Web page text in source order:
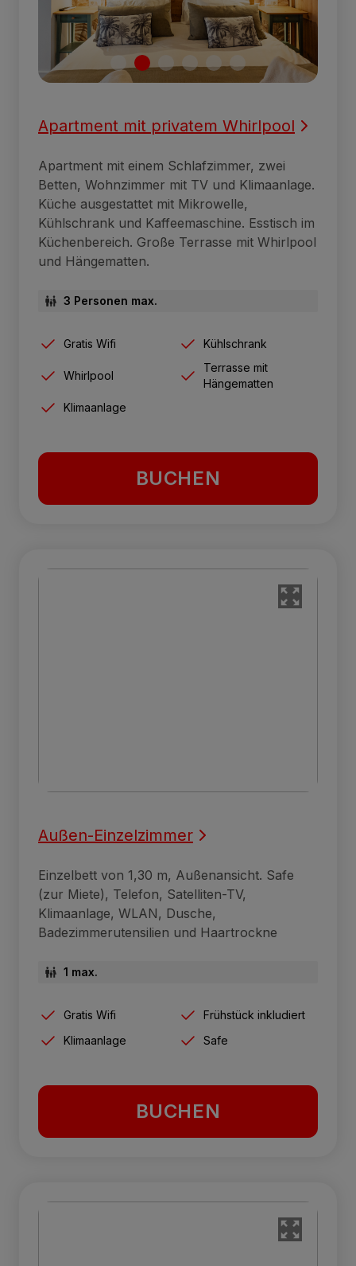
Apartment mit privatem Whirlpool
Apartment mit einem Schlafzimmer, zwei
Betten, Wohnzimmer mit TV und Klimaanlage.
Küche ausgestattet mit Mikrowelle,
Kühlschrank und Kaffeemaschine. Esstisch im
Küchenbereich. Große Terrasse mit Whirlpool
und Hängematten.
3 Personen max.
Gratis Wifi Kühlschrank
Whirlpool
Terrasse mit
Hängematten
Klimaanlage
BUCHEN
Außen-Einzelzimmer
Einzelbett von 1,30 m, Außenansicht. Safe
(zur Miete), Telefon, Satelliten-TV,
Klimaanlage, WLAN, Dusche,
Badezimmerutensilien und Haartrockne
1 max.
Gratis Wifi
Frühstück inkludiert
Klimaanlage
Safe
BUCHEN